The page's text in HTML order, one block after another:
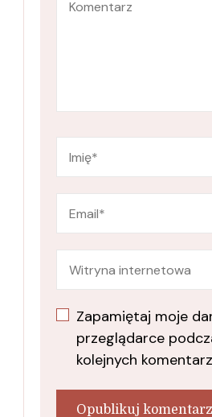
Zapamiętaj moje
przeglądarce
kolejnych